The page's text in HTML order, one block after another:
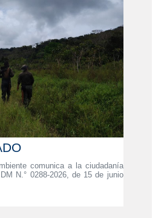
comunica a la ciudadanía
N.° 0288-2026, de 15 de junio